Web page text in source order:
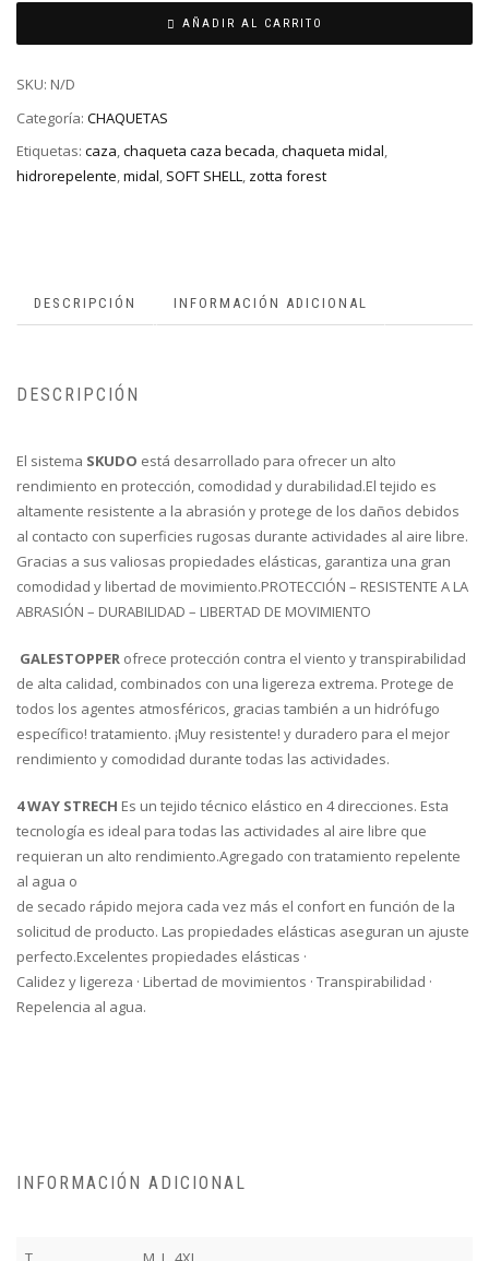
AÑADIR AL CARRITO
SKU: N/D
Categoría: CHAQUETAS
Etiquetas: caza,chaqueta caza becada,chaqueta midal,
hidrorepelente,midal, SOFT SHELL, zotta forest
DESCRIPCIÓN INFORMACIÓN ADICIONAL
DESCRIPCIÓN
El sistema SKUDO está desarrollado para ofrecer un alto
rendimiento en protección, comodidad y durabilidad.El tejido es
altamente resistente a la abrasión y protege de los daños debidos
al contacto con superficies rugosas durante actividades al aire libre.
Gracias a sus valiosas propiedades elásticas, garantiza una gran
comodidad y libertad de movimiento.PROTECCIÓN – RESISTENTE A LA
ABRASIÓN – DURABILIDAD – LIBERTAD DE MOVIMIENTO
GALESTOPPER ofrece protección contra el viento y transpirabilidad
de alta calidad, combinados con una ligereza extrema. Protege de
todos los agentes atmosféricos, gracias también a un hidrófugo
específico! tratamiento. ¡Muy resistente! y duradero para el mejor
rendimiento y comodidad durante todas las actividades.
4 WAY STRECH Es un tejido técnico elástico en 4 direcciones. Esta
tecnología es ideal para todas las actividades al aire libre que
requieran un alto rendimiento.Agregado con tratamiento repelente
al agua o
de secado rápido mejora cada vez más el confort en función de la
solicitud de producto. Las propiedades elásticas aseguran un ajuste
perfecto.Excelentes propiedades elásticas ·
Calidez y ligereza · Libertad de movimientos · Transpirabilidad ·
Repelencia al agua.
INFORMACIÓN ADICIONAL